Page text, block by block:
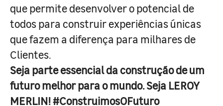
que permite desenvolver o potencial de
todos para construir experiências únicas
que fazem a diferença para milhares de
Clientes.
Seja parte essencial da construção de um
futuro melhor para o mundo. Seja LEROY
MERLIN! #ConstruimosOFuturo